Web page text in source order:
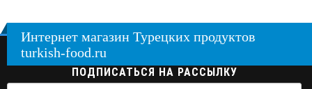
Интернет магазин Турецких продуктов
turkish-food.ru
ПОДПИСАТЬСЯ НА РАССЫЛКУ